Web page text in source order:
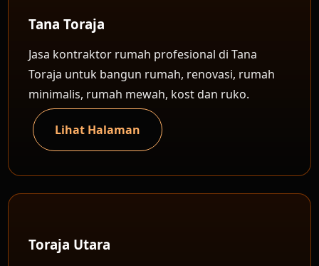
Tana Toraja
Jasa kontraktor rumah profesional di Tana
Toraja untuk bangun rumah, renovasi, rumah
minimalis, rumah mewah, kost dan ruko.
Lihat Halaman
Toraja Utara